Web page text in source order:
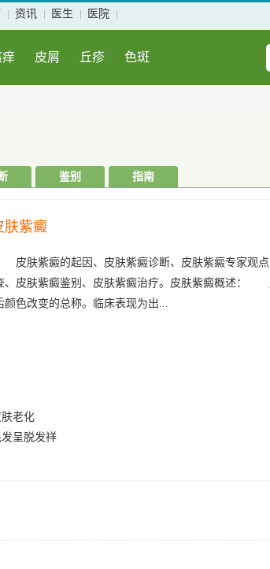
资讯 医生 医院
痒 皮屑 丘疹 色斑
鉴别 指南
肤紫癜
皮肤紫癜的起因、皮肤紫癜诊断、皮肤紫癜专家观
、皮肤紫癜鉴别、皮肤紫癜治疗。皮肤紫癜概述：
颜色改变的总称。临床表现为出...
肤老化
发呈脱发祥